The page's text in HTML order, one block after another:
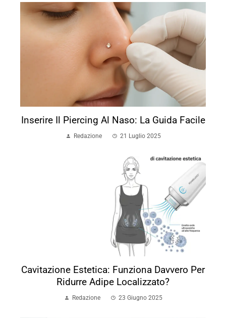
Inserire Il Piercing Al Naso: La Guida Facile
Redazione 21 Luglio 2025
Cavitazione Estetica: Funziona Davvero Per
Ridurre Adipe Localizzato?
Redazione 23 Giugno 2025